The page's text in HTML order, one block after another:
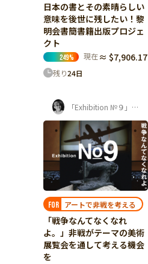
日本の書とその素晴らしい
意味を後世に残したい！黎
明会書簡書籍出版プロジェ
クト
249% 現在 ≈ $7,906.17
残り24日
「Exhibition №９」プロジェクト
FOR アートで非戦を考える
「戦争なんてなくなれ
よ。」非戦がテーマの美術
展覧会を通して考える機会
を